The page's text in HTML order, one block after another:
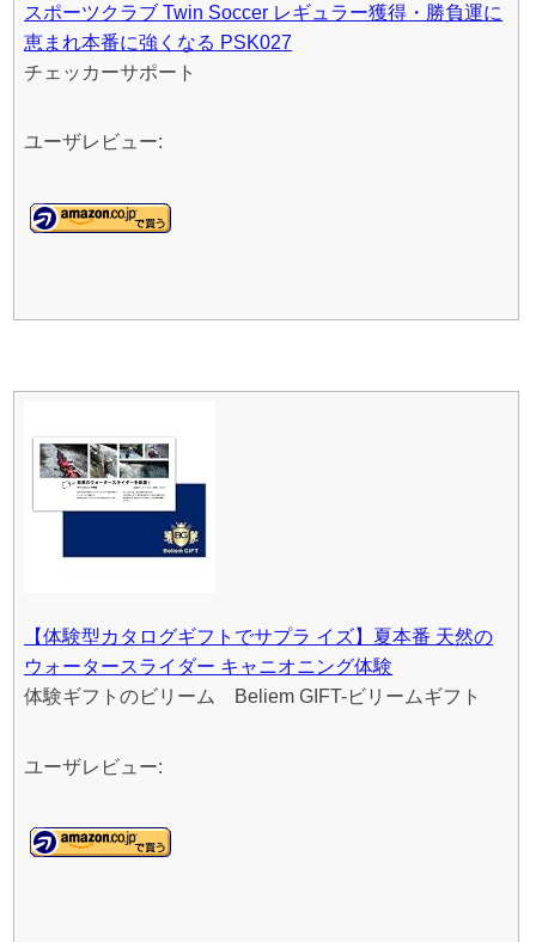
スポーツクラブ Twin Soccer レギュラー獲得・勝負運に
恵まれ本番に強くなる PSK027
チェッカーサポート
ユーザレビュー:
【体験型カタログギフトでサプラ イズ】夏本番 天然の
ウォータースライダー キャニオニング体験
体験ギフトのビリーム Beliem GIFT-ビリームギフト
ユーザレビュー: